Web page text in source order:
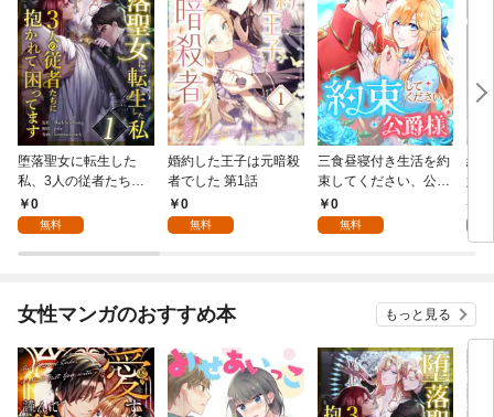
堕落聖女に転生した
私、3人の従者たちに
抱かれて困ってます 第
1話
0
無料
婚約した王子は元暗殺
者でした 第1話
0
無料
三食昼寝付き生活を約
束してください、公爵
様 1話
0
無料
絶
嬢
行
女性マンガのおすすめ本 もっと見る